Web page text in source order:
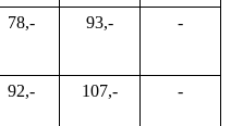
78,- 93,- -
92,- 107,- -